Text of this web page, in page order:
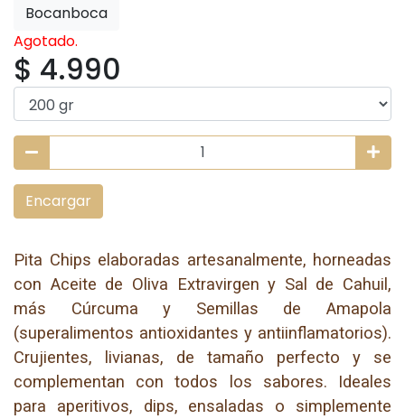
Bocanboca
Agotado.
$ 4.990
Encargar
Pita Chips elaboradas artesanalmente, horneadas
con Aceite de Oliva Extravirgen y Sal de Cahuil,
más Cúrcuma y Semillas de Amapola
(superalimentos antioxidantes y antiinflamatorios).
Crujientes, livianas, de tamaño perfecto y se
complementan con todos los sabores. Ideales
para aperitivos, dips, ensaladas o simplemente